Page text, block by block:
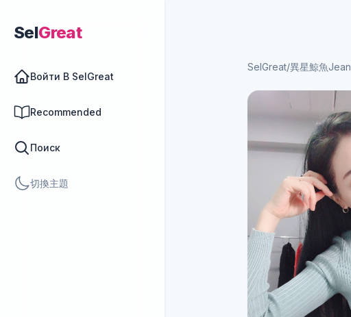
SelGreat
Войти В SelGreat
Recommended
Поиск
切換主題
SelGreat/異星鯨魚Jean